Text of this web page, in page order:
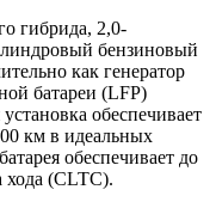
гибрида, 2,0-
бензиновый
как генератор
батареи (LFP)
обеспечивает
км в идеальных
обеспечивает до
хода (CLTC).